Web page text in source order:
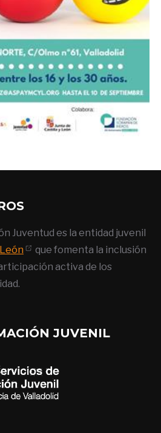
Juventud es la entidad juvenil
que fomenta la inclusión
activa de los
JUVENIL